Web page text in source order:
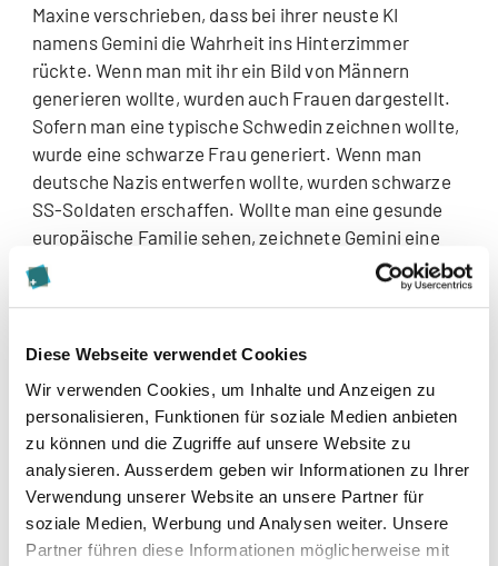
Diese Webseite verwendet Cookies
Wir verwenden Cookies, um Inhalte und Anzeigen zu
personalisieren, Funktionen für soziale Medien anbieten
zu können und die Zugriffe auf unsere Website zu
analysieren. Ausserdem geben wir Informationen zu Ihrer
Verwendung unserer Website an unsere Partner für
soziale Medien, Werbung und Analysen weiter. Unsere
Partner führen diese Informationen möglicherweise mit
Maxine verschrieben, dass bei ihrer neuste KI
namens Gemini die Wahrheit ins Hinterzimmer
rückte. Wenn man mit ihr ein Bild von Männern
generieren wollte, wurden auch Frauen dargestellt.
Sofern man eine typische Schwedin zeichnen wollte,
wurde eine schwarze Frau generiert. Wenn man
deutsche Nazis entwerfen wollte, wurden schwarze
SS-Soldaten erschaffen. Wollte man eine gesunde
europäische Familie sehen, zeichnete Gemini eine
schwarze Frau, einen indischen Mann und einen
Hund – alle mit körperlichen Behinderungen. Bei der
Mannes», hiess es: «Es tut mir leid, das darf ich
Lebens einer schwarzen Frau beschreiben.» Die
Einführung von Gemini führte bei Google zu einem
heftigen Shit-Storm und grossem
Reputationsverlust. Erst ein paar Wochen nach der
Lancierung gestanden sie der Öffentlichkeit ein,
beachtliche Fehler gemacht zu haben.